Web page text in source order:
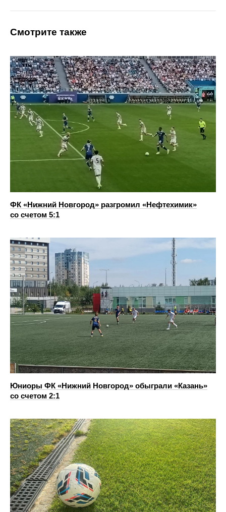
Смотрите также
ФК «Нижний Новгород» разгромил «Нефтехимик»
со счетом 5:1
Юниоры ФК «Нижний Новгород» обыграли «Казань»
со счетом 2:1